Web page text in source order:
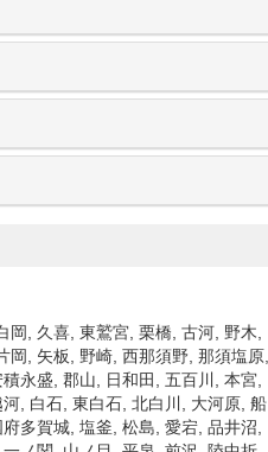
, 久喜, 東鷲宮, 栗橋, 古河, 野木,
, 矢板, 野崎, 西那須野, 那須塩原,
永盛, 郡山, 日和田, 五百川, 本宮,
, 白石, 東白石, 北白川, 大河原, 船
多賀城, 塩釜, 松島, 愛宕, 品井沼,